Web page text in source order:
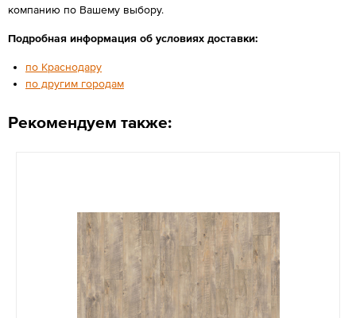
компанию по Вашему выбору.
Подробная информация об условиях доставки:
по Краснодару
по другим городам
Рекомендуем также: